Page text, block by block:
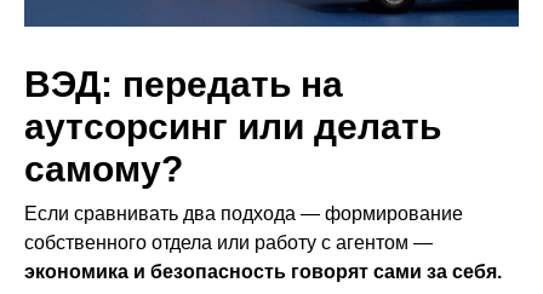
ВЭД: передать на
аутсорсинг или делать
самому?
Если сравнивать два подхода — формирование
собственного отдела или работу с агентом —
экономика и безопасность говорят сами за себя.